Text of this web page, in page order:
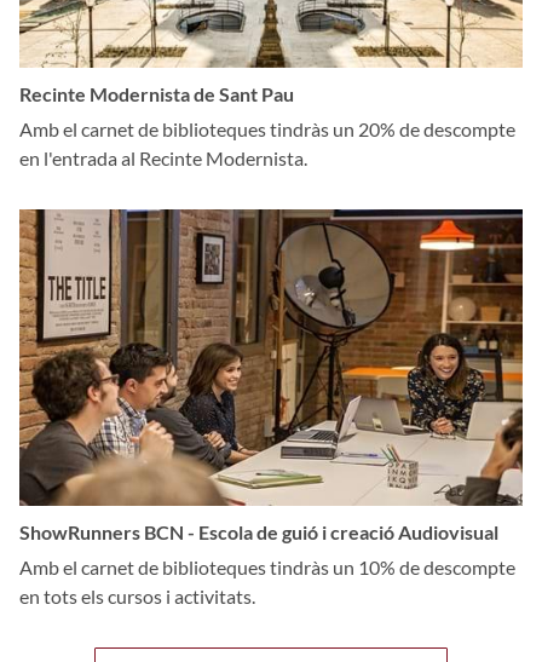
Recinte Modernista de Sant Pau
Amb el carnet de biblioteques tindràs un 20% de descompte
en l'entrada al Recinte Modernista.
ShowRunners BCN - Escola de guió i creació Audiovisual
Amb el carnet de biblioteques tindràs un 10% de descompte
en tots els cursos i activitats.